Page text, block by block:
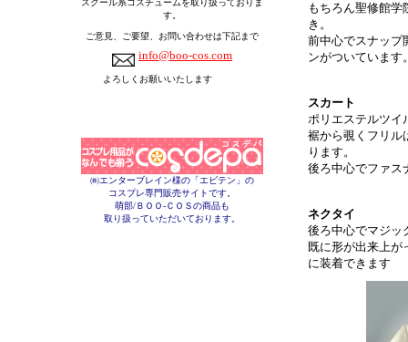
スクール系コスチュームを取り扱っておりま
す。
ご意見、ご要望、お問い合わせは下記まで
info@boo-cos.com
よろしくお願いいたします
㈱エンターブレイン様の「エビテン」の
コスプレ専門販売サイトです。
萌部/ＢＯＯ-ＣＯＳの商品も
取り扱っていただいております。
もちろん聖修館学
き。
前中心でスナップ
ンがついています
スカート
ポリエステルツイ
裾から覗くフリル
ります。
後ろ中心でファス
ネクタイ
後ろ中心でマジッ
既に形が出来上が
に装着できます